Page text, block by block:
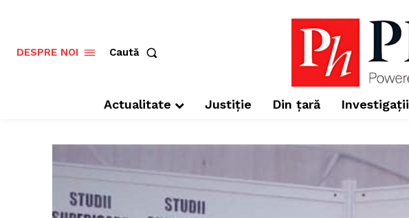
DESPRE NOI Caută
Actualitate Justiție Din țară Investigații